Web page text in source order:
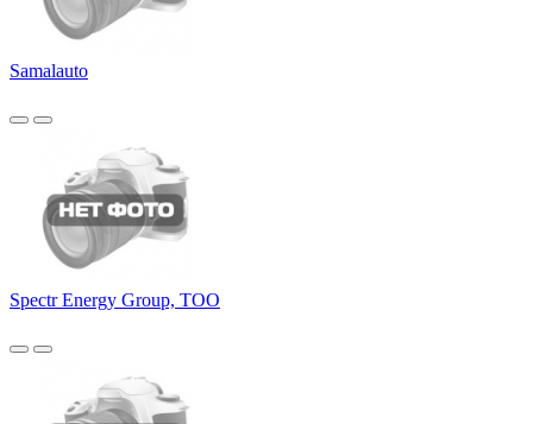
Samalauto
Spectr Energy Group, ТОО